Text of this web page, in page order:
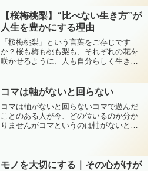
を感じにくい…」そんな風に思ったこと
はありませんか？もし「仕事...
【桜梅桃梨】“比べない生き方”が
人生を豊かにする理由
「桜梅桃梨」という言葉をご存じです
か？桜も梅も桃も梨も、それぞれの花を
咲かせるように、人も自分らしく生きる
コマは軸がないと回らない
コマは軸がないと回らないコマで遊んだ
ことのある人が今、どの位いるのか分か
りませんがコマというのは軸がないと回
の姿を示したもの」です。...
モノを大切にする｜その心がけが